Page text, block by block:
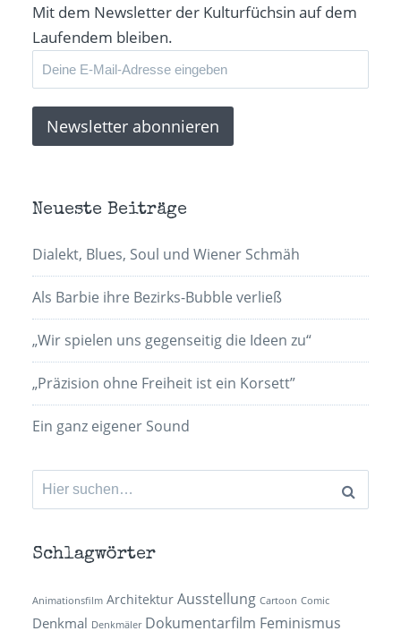
Mit dem Newsletter der Kulturfüchsin auf dem
Laufendem bleiben.
Neueste Beiträge
Dialekt, Blues, Soul und Wiener Schmäh
Als Barbie ihre Bezirks-Bubble verließ
„Wir spielen uns gegenseitig die Ideen zu“
„Präzision ohne Freiheit ist ein Korsett”
Ein ganz eigener Sound
Suchen
nach:
Schlagwörter
Animationsfilm Architektur Ausstellung Cartoon Comic
Denkmal Denkmäler Dokumentarfilm Feminismus